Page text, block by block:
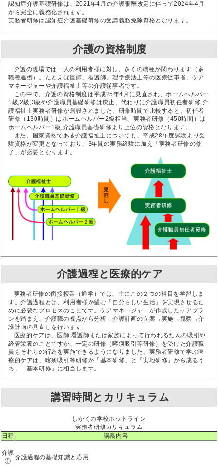
認知症介護基礎研修は、2021年4月の介護報酬改定に伴って2024年4月
から完全に義務化されます。
実務者研修は認知症介護基礎研修の受講義務免除資格となります。
介護の資格制度
介護の現場では一人の利用者様に対し、多くの職種が関わります（多
職種連携）。たとえば医師、看護師、理学療法士等の医療従事者、ケア
マネージャーや介護福祉士等の介護従事者です。
この中で、介護の資格制度は平成25年4月に見直され、ホームヘルパー
1級,2級,3級や介護職員基礎研修は廃止、代わりに介護職員初任者研修,介
護福祉士実務者研修が創設されました。研修時間で比較すると、初任者
研修（130時間）はホームヘルパー2級相当、実務者研修（450時間）は
ホームヘルパー1級,介護職員基礎研修より上位の資格となります。
また、国家資格である介護福祉士についても、平成28年度試験より受
験資格が変更となっており、3年間の実務経験に加え「実務者研修の修
了」が必要となります。
介護過程と医療的ケア
実務者研修の面接授業（通学）では、主にこの２つの科目を学習しま
す。介護過程とは、利用者様が望む「自分らしい生活」を実現させるた
めに必要なプロセスのことです。ケアマネージャーが作成したケアプラ
ンを踏まえ、介護職の視点から分析→介護計画の立案→実施→観察→介
護計画の見直しを行います。
医療的ケアは、医師,看護師または家族によって行われるたんの吸引や
経管栄養のことですが、一定の研修（喀痰吸引等研修）を受けた介護職
員もそれらの行為を実施できるようになりました。実務者研修で学ぶ医
療的ケアは、喀痰吸引等研修が「基本研修」と「実地研修」から成るう
ち、「基本研修」に相当します。
講習時間とカリキュラム
しかくの学校ホットライン
実務者研修カリキュラム
日程
講義内容
介護
①
介護過程の基礎知識と応用